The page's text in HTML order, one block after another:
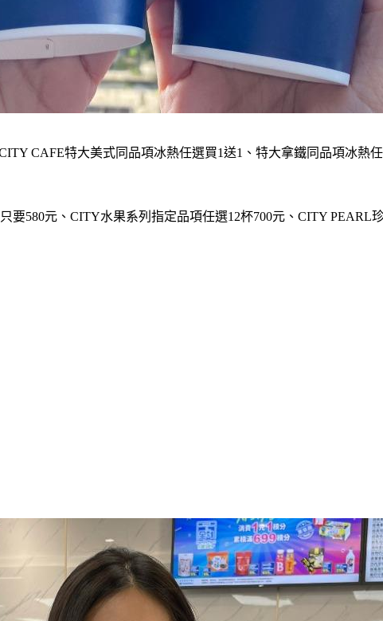
CAFE特大美式同品項冰熱任選買1送1、特大拿鐵同品項冰熱
要580元、CITY水果系列指定品項任選12杯700元、CITY PEARL